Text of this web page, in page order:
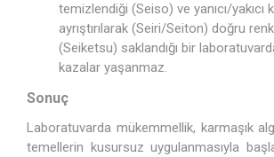
temizlendiği (Seiso) ve yanıcı/yakıcı
ayrıştırılarak (Seiri/Seiton) doğru
(Seiketsu) saklandığı bir
kazalar yaşanmaz.
Sonuç
Laboratuvarda mükemmellik, karmaşık
temellerin kusursuz uygulanmasıyla